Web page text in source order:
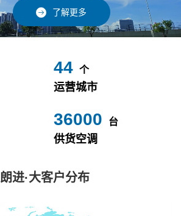
了解更多
49 个
运营城市
40000 台
供货空调
朗进·大客户分布